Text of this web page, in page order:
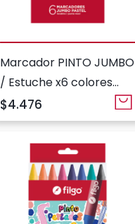
Marcador PINTO JUMBO
/ Estuche x6 colores
pastel
$4.476